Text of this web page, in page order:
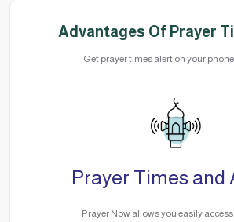
Advantages Of Prayer
Get prayer times alert on your phone
Prayer Times and
Prayer Now allows you easily